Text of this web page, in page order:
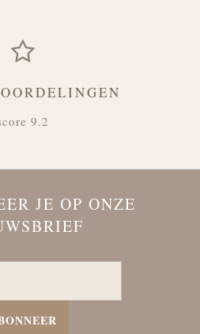
9.2
JE OP ONZE